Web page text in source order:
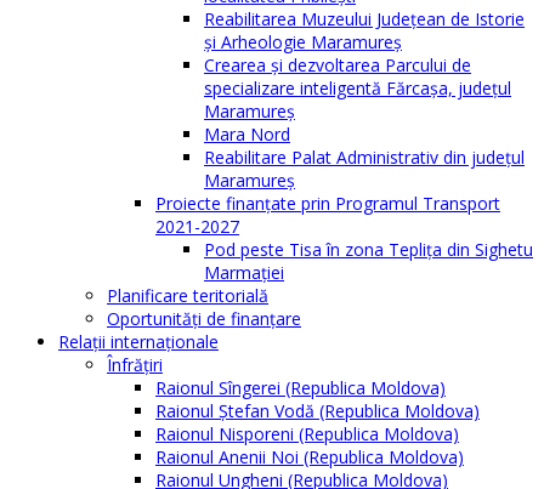
Reabilitarea Muzeului Județean de Istorie
și Arheologie Maramureș
Crearea și dezvoltarea Parcului de
specializare inteligentă Fărcașa, județul
Maramureș
Mara Nord
Reabilitare Palat Administrativ din județul
Maramureș
Proiecte finanțate prin Programul Transport
2021-2027
Pod peste Tisa în zona Teplița din Sighetu
Marmației
Planificare teritorială
Oportunităţi de finanţare
Relaţii internaţionale
Înfrăţiri
Raionul Sîngerei (Republica Moldova)
Raionul Ștefan Vodă (Republica Moldova)
Raionul Nisporeni (Republica Moldova)
Raionul Anenii Noi (Republica Moldova)
Raionul Ungheni (Republica Moldova)